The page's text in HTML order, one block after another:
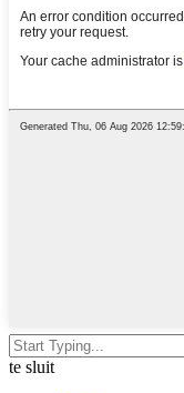
te sluit